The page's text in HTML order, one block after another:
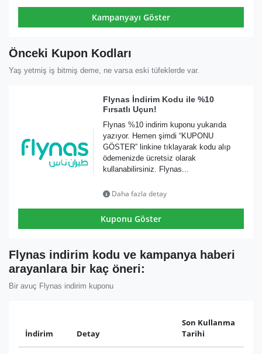
Kampanyayı Göster
Önceki Kupon Kodları
Yaş yetmiş iş bitmiş deme, ne varsa eski tüfeklerde var.
Flynas İndirim Kodu ile %10
Fırsatlı Uçun!
Flynas %10 indirim kuponu yukarıda
yazıyor. Hemen şimdi “KUPONU
GÖSTER” linkine tıklayarak kodu alıp
ödemenizde ücretsiz olarak
kullanabilirsiniz. Flynas...
Daha fazla detay
Kuponu Göster
Flynas indirim kodu ve kampanya haberi
arayanlara bir kaç öneri:
Bir avuç Flynas indirim kuponu
İndirim Detay
Son Kullanma
Tarihi